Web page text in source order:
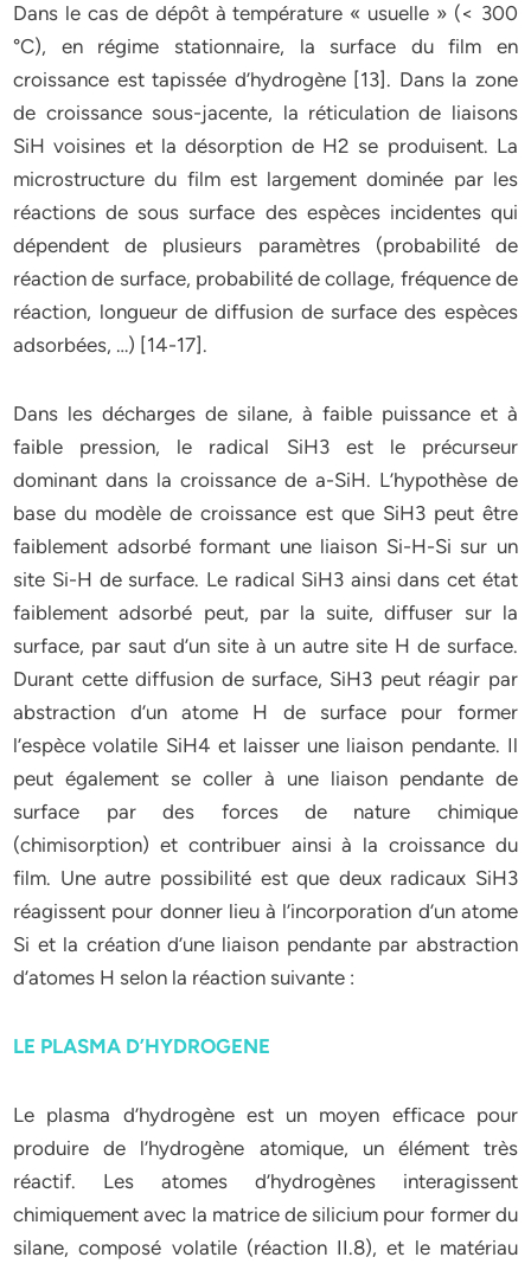
Dans le cas de dépôt à température « usuelle » (< 300
°C), en régime stationnaire, la surface du film en
croissance est tapissée d’hydrogène [13]. Dans la zone
de croissance sous-jacente, la réticulation de liaisons
SiH voisines et la désorption de H2 se produisent. La
microstructure du film est largement dominée par les
réactions de sous surface des espèces incidentes qui
dépendent de plusieurs paramètres (probabilité de
réaction de surface, probabilité de collage, fréquence de
réaction, longueur de diffusion de surface des espèces
adsorbées, …) [14-17].
Dans les décharges de silane, à faible puissance et à
faible pression, le radical SiH3 est le précurseur
dominant dans la croissance de a-SiH. L’hypothèse de
base du modèle de croissance est que SiH3 peut être
faiblement adsorbé formant une liaison Si-H-Si sur un
site Si-H de surface. Le radical SiH3 ainsi dans cet état
faiblement adsorbé peut, par la suite, diffuser sur la
surface, par saut d’un site à un autre site H de surface.
Durant cette diffusion de surface, SiH3 peut réagir par
abstraction d’un atome H de surface pour former
l’espèce volatile SiH4 et laisser une liaison pendante. Il
peut également se coller à une liaison pendante de
surface par des forces de nature chimique
(chimisorption) et contribuer ainsi à la croissance du
film. Une autre possibilité est que deux radicaux SiH3
réagissent pour donner lieu à l’incorporation d’un atome
Si et la création d’une liaison pendante par abstraction
d’atomes H selon la réaction suivante :
LE PLASMA D’HYDROGENE
Le plasma d’hydrogène est un moyen efficace pour
produire de l’hydrogène atomique, un élément très
réactif. Les atomes d’hydrogènes interagissent
chimiquement avec la matrice de silicium pour former du
silane, composé volatile (réaction II.8), et le matériau